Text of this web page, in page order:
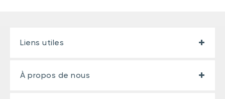
Fonds équilibré
Revenu fixe
Liens utiles
À propos de nous